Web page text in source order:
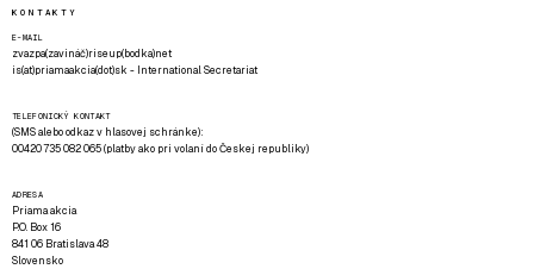
KONTAKTY
E-MAIL
zvazpa(zavináč)riseup(bodka)net
is(at)priamaakcia(dot)sk - International Secretariat
TELEFONICKÝ KONTAKT
(SMS alebo odkaz v hlasovej schránke):
00420 735 082 065 (platby ako pri volaní do Českej republiky)
ADRESA
Priama akcia
P.O. Box 16
841 06 Bratislava 48
Slovensko